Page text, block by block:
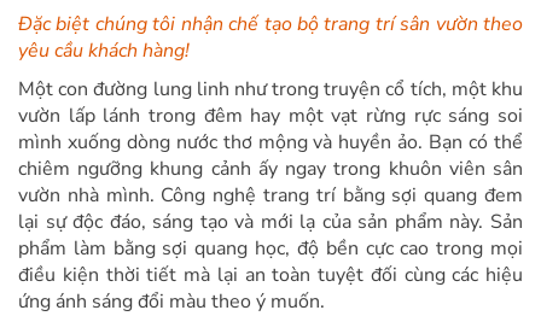
Đặc biệt chúng tôi nhận chế tạo bộ trang trí sân vườn theo
yêu cầu khách hàng!
Một con đường lung linh như trong truyện cổ tích, một khu
vườn lấp lánh trong đêm hay một vạt rừng rực sáng soi
mình xuống dòng nước thơ mộng và huyền ảo. Bạn có thể
chiêm ngưỡng khung cảnh ấy ngay trong khuôn viên sân
vườn nhà mình. Công nghệ trang trí bằng sợi quang đem
lại sự độc đáo, sáng tạo và mới lạ của sản phẩm này. Sản
phẩm làm bằng sợi quang học, độ bền cực cao trong mọi
điều kiện thời tiết mà lại an toàn tuyệt đối cùng các hiệu
ứng ánh sáng đổi màu theo ý muốn.